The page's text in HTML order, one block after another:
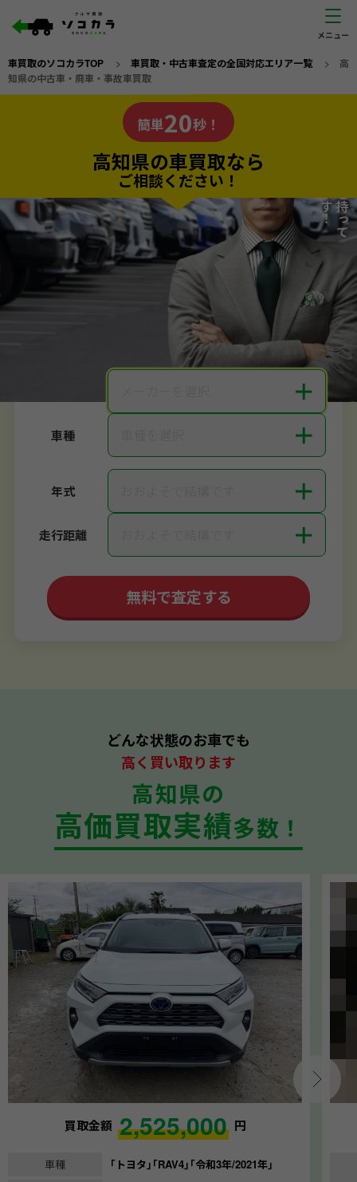
車買取のソコカラTOP > 車買取・中古車査定の全国対応エリア一覧> 高
知県の中古車・廃車・事故車買取
の車買取なら
ソコカラの
電話か出張か、高い方の査定を提案。
私たちが責任を持って
査定いたします！
簡単20秒！
高知県の車買取なら
ご相談ください！
20秒で入力完了！
カンタンWeb査定
ご依頼いただいたお車を丁寧に査定いたします
＋
車種 ＋
年式 ＋
走行距離 ＋
無料で査定する
どんな状態のお車でも
高く買い取ります
高知県の
高価買取実績多数！
買取金額 2,525,000 円
車種
｢トヨタ｣｢RAV4｣｢令和3年/2021年｣